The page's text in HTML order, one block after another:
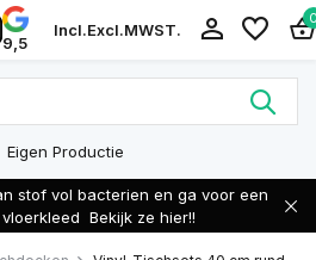
9,5
Incl.Excl.MWST.
Eigen Productie
stof vol bacterien en ga voor een
Bekijk ze hier!!